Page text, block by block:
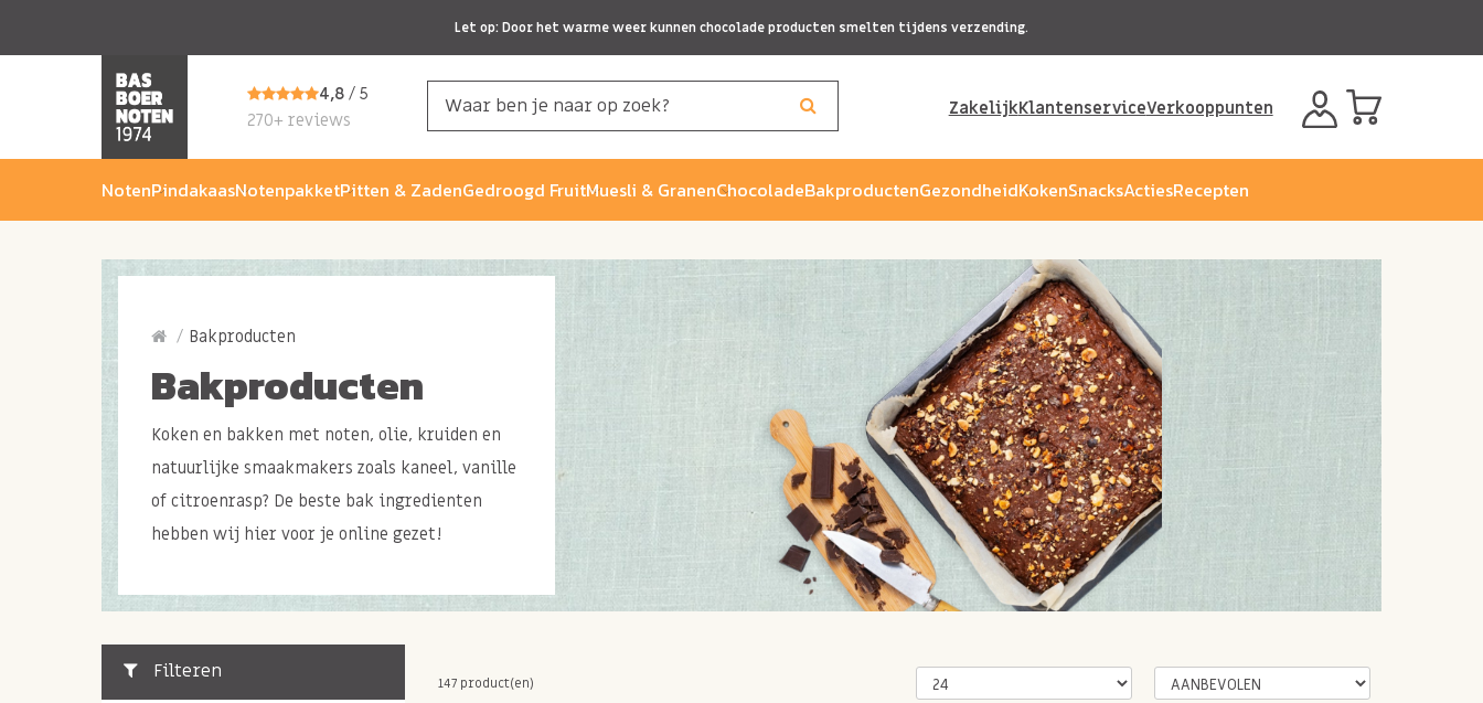
Let op: Door het warme weer kunnen chocolade producten smelten tijdens verzending.
4,8/ 5
270+ reviews
ZakelijkKlantenserviceVerkooppunten
NotenPindakaasNotenpakketPitten & ZadenGedroogd FruitMuesli & GranenChocoladeBakproductenGezondheidKokenSnacksActiesRecepten
Bakproducten
Bakproducten
Koken en bakken met noten, olie, kruiden en
natuurlijke smaakmakers zoals kaneel, vanille
of citroenrasp? De beste bak ingredienten
hebben wij hier voor je online gezet!
Filteren 147 product(en)